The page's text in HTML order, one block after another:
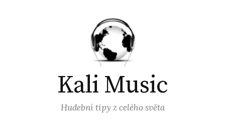
Kali Music
Hudební tipy z celého světa